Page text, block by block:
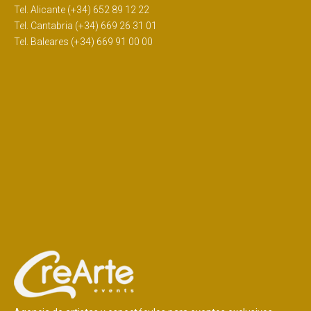
Tel. Alicante (+34) 652 89 12 22
Tel. Cantabria (+34) 669 26 31 01
Tel. Baleares (+34) 669 91 00 00